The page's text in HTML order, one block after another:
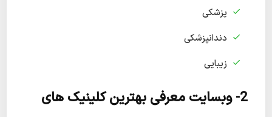
پزشکی
دندانپزشکی
زیبایی
2- وبسایت معرفی بهترین کلینیک های